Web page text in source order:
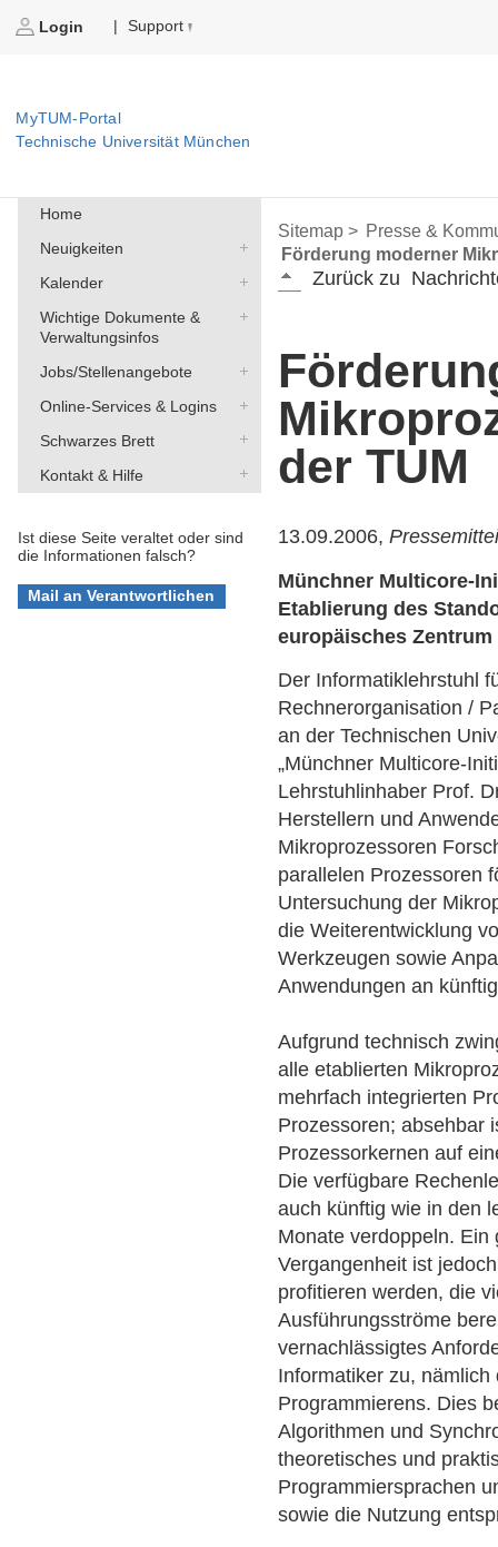
Login | Support
MyTUM-Portal
Technische Universität München
Home
Neuigkeiten
Kalender
Wichtige Dokumente &
Verwaltungsinfos
Jobs/Stellenangebote
Online-Services & Logins
Schwarzes Brett
Kontakt & Hilfe
Ist diese Seite veraltet oder sind
die Informationen falsch?
Sitemap > Presse &
Förderung moderner
Zurück zu
der TUM
13.09.2006,
Münchner Multicore-
Etablierung des
europäisches
Der Informatiklehrstuhl
Rechnerorganisation /
an der Technischen
„Münchner Multicore-
Lehrstuhlinhaber Prof.
Herstellern und
Mikroprozessoren
parallelen Prozessoren
Untersuchung der
die Weiterentwicklung
Werkzeugen sowie
Anwendungen an
Aufgrund technisch
alle etablierten
mehrfach integrierten
Prozessoren; absehbar
Prozessorkernen auf
Die verfügbare
auch künftig wie in den
Monate verdoppeln.
Vergangenheit ist
profitieren werden, die
Ausführungsströme
vernachlässigtes
Informatiker zu,
Programmierens. Dies
Algorithmen und
theoretisches und
Programmiersprachen
sowie die Nutzung